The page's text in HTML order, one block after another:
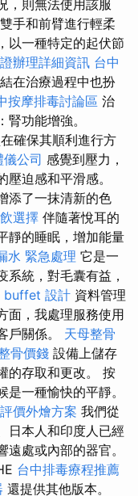
，則無法使用該服
手和前臂進行輕柔
以一種特定的起伏節
辦理詳細資訊 台中
在治療過程中也扮
按摩排毒討論區 治
功能增強。
確保其順利進行方
儀公司 感覺到壓力，
迫感和平滑感。
添了一抹清新的色
選擇 伴隨著悅耳的
靜的睡眠，增加能量
水 緊急處理 它是一
統，對毛囊有益，
buffet 設計 資料管理
面，我處理服務使用
戶關係。 天母整骨
骨價錢 設備上儲存
的存取和更改。 按
一種愉快的平靜。
價外燴方案 我們從
日本人和印度人已經
處或內部的器官。
台中排毒療程推薦
還提供其他版本。